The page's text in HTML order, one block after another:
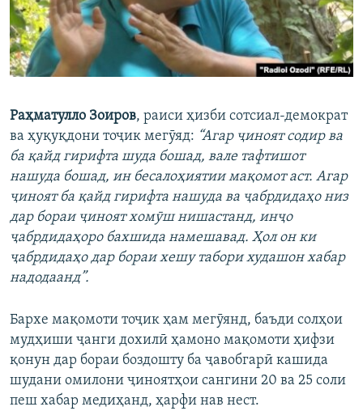
Раҳматулло Зоиров, раиси ҳизби сотсиал-демократ
ва ҳуқуқдони тоҷик мегӯяд: “Агар ҷиноят содир ва
ба қайд гирифта шуда бошад, вале тафтишот
нашуда бошад, ин бесалоҳиятии мақомот аст. Агар
ҷиноят ба қайд гирифта нашуда ва ҷабрдидаҳо низ
дар бораи ҷиноят хомӯш нишастанд, инҷо
ҷабрдидаҳоро бахшида намешавад. Ҳол он ки
ҷабрдидаҳо дар бораи хешу табори худашон хабар
надодаанд”.
Бархе мақомоти тоҷик ҳам мегӯянд, баъди солҳои
мудҳиши ҷанги дохилӣ ҳамоно мақомоти ҳифзи
қонун дар бораи боздошту ба ҷавобгарӣ кашида
шудани омилони ҷиноятҳои сангини 20 ва 25 соли
пеш хабар медиҳанд, ҳарфи нав нест.